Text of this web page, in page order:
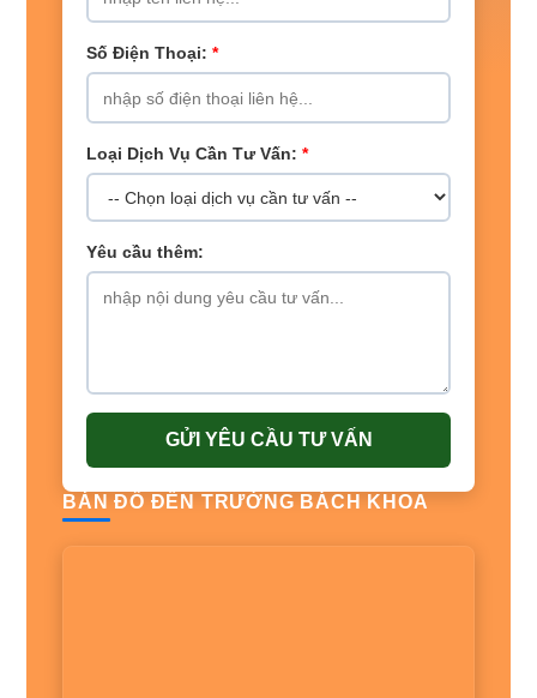
Số Điện Thoại: *
Loại Dịch Vụ Cần Tư Vấn: *
Yêu cầu thêm:
GỬI YÊU CẦU TƯ VẤN
BẢN ĐỒ ĐẾN TRƯỜNG BÁCH KHOA